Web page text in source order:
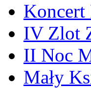
Koncert
IV Zlot
II Noc
Mały